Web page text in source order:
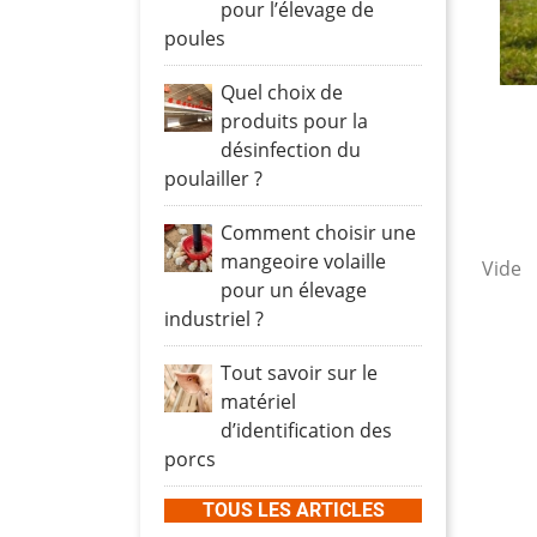
Zone production
Brumisation
Cooling plastique
Cooling inox
LED
Turbine brassage
Protection moteur
Vis sans fin
Cable RO2V
Cable VVF
Câbles spécifiques
Passage de câble
Appareillage
Tés
Vide
pour l’élevage de
poules
Quel choix de
produits pour la
désinfection du
poulailler ?
Comment choisir une
mangeoire volaille
pour un élevage
industriel ?
Tout savoir sur le
matériel
d’identification des
porcs
TOUS LES ARTICLES